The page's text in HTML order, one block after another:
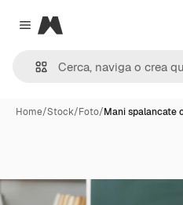
Close menu
Magnific
Home/Stock/Foto/Mani spalancate